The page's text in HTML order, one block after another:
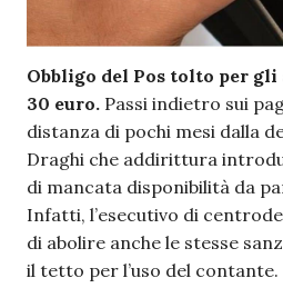
Obbligo del Pos tolto per
30 euro. Passi indietro sui
distanza di pochi mesi dalla
Draghi che addirittura
di mancata disponibilità da
Infatti, l’esecutivo di
di abolire anche le stesse
il tetto per l’uso del contante.